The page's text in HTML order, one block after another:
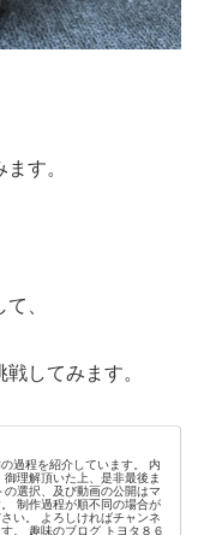
す。
、
してみます。
過程を紹介しています。 内
理解頂いた上、是非最後ま
選択、及び動画の公開はマ
制作過程が順不同の場合が
い。 よろしければチャンネ
。 趣味のブログ トヨタ８６